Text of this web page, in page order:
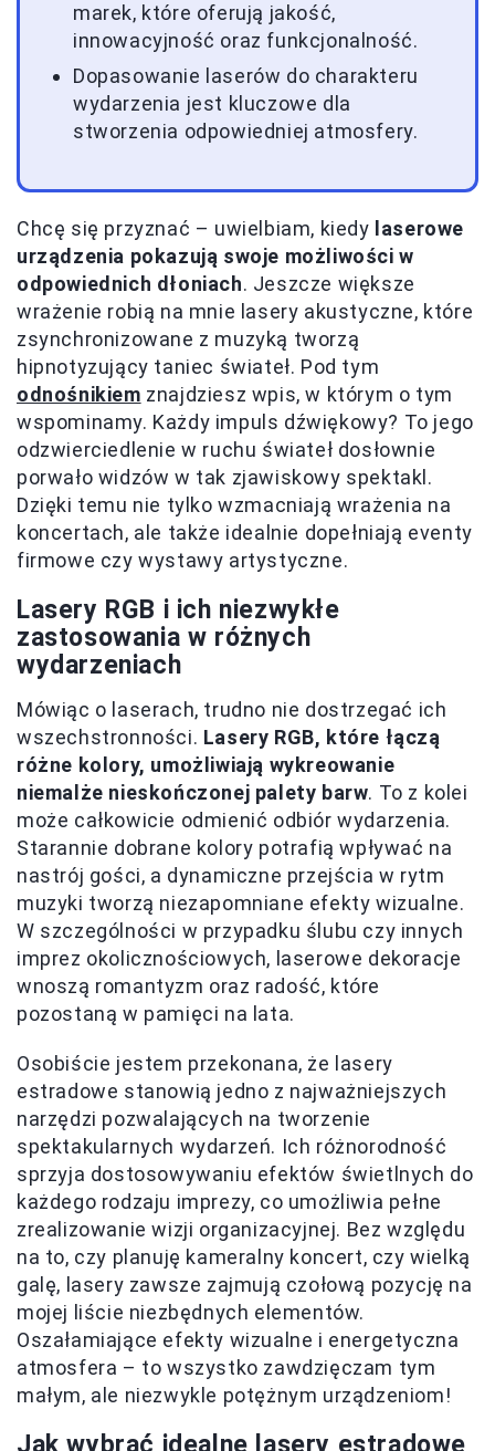
marek, które oferują jakość,
innowacyjność oraz funkcjonalność.
Dopasowanie laserów do charakteru
wydarzenia jest kluczowe dla
stworzenia odpowiedniej atmosfery.
Chcę się przyznać – uwielbiam, kiedy laserowe
urządzenia pokazują swoje możliwości w
odpowiednich dłoniach. Jeszcze większe
wrażenie robią na mnie lasery akustyczne, które
zsynchronizowane z muzyką tworzą
hipnotyzujący taniec świateł. Pod tym
odnośnikiem znajdziesz wpis, w którym o tym
wspominamy. Każdy impuls dźwiękowy? To jego
odzwierciedlenie w ruchu świateł dosłownie
porwało widzów w tak zjawiskowy spektakl.
Dzięki temu nie tylko wzmacniają wrażenia na
koncertach, ale także idealnie dopełniają eventy
firmowe czy wystawy artystyczne.
Lasery RGB i ich niezwykłe
zastosowania w różnych
wydarzeniach
Mówiąc o laserach, trudno nie dostrzegać ich
wszechstronności. Lasery RGB, które łączą
różne kolory, umożliwiają wykreowanie
niemalże nieskończonej palety barw. To z kolei
może całkowicie odmienić odbiór wydarzenia.
Starannie dobrane kolory potrafią wpływać na
nastrój gości, a dynamiczne przejścia w rytm
muzyki tworzą niezapomniane efekty wizualne.
W szczególności w przypadku ślubu czy innych
imprez okolicznościowych, laserowe dekoracje
wnoszą romantyzm oraz radość, które
pozostaną w pamięci na lata.
Osobiście jestem przekonana, że lasery
estradowe stanowią jedno z najważniejszych
narzędzi pozwalających na tworzenie
spektakularnych wydarzeń. Ich różnorodność
sprzyja dostosowywaniu efektów świetlnych do
każdego rodzaju imprezy, co umożliwia pełne
zrealizowanie wizji organizacyjnej. Bez względu
na to, czy planuję kameralny koncert, czy wielką
galę, lasery zawsze zajmują czołową pozycję na
mojej liście niezbędnych elementów.
Oszałamiające efekty wizualne i energetyczna
atmosfera – to wszystko zawdzięczam tym
małym, ale niezwykle potężnym urządzeniom!
Jak wybrać idealne lasery estradowe